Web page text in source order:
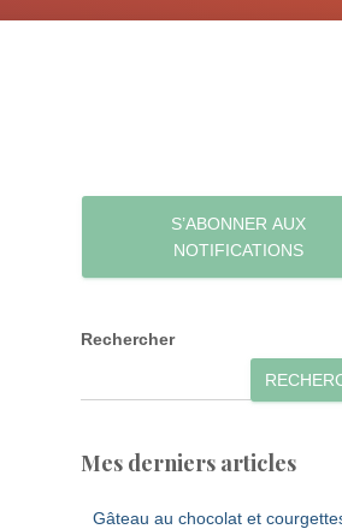
S’ABONNER AUX
NOTIFICATIONS
Rechercher
Mes derniers articles
Gâteau au chocolat et